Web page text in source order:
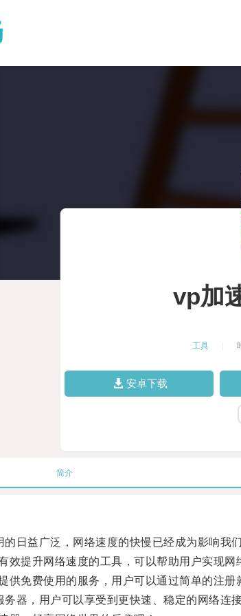
vp加
工具
安卓下载
简介
益广泛，网络速度的快慢已经成为影响我们
提升网络速度的工具，可以帮助用户实现网
免费使用的服务，用户可以通过简单的注册
，用户可以享受到更快速、稳定的网络连接